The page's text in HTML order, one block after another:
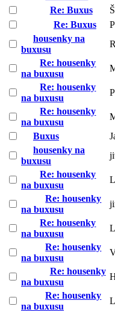
Re: Buxus
Re: Buxus
housenky na
buxusu
Re: housenky
na buxusu
Re: housenky
na buxusu
Re: housenky
na buxusu
Buxus
housenky na
buxusu
Re: housenky
na buxusu
Re: housenky
na buxusu
Re: housenky
na buxusu
Re: housenky
na buxusu
Re: housenky
na buxusu
Re: housenky
na buxusu